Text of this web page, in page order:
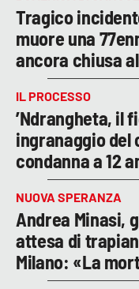
Tragico
muore una
ancora chiusa
IL PROCESSO
’Ndrangheta, il
ingranaggio del
condanna a 12
NUOVA SPERANZA
Andrea Minasi,
attesa di
Milano: «La